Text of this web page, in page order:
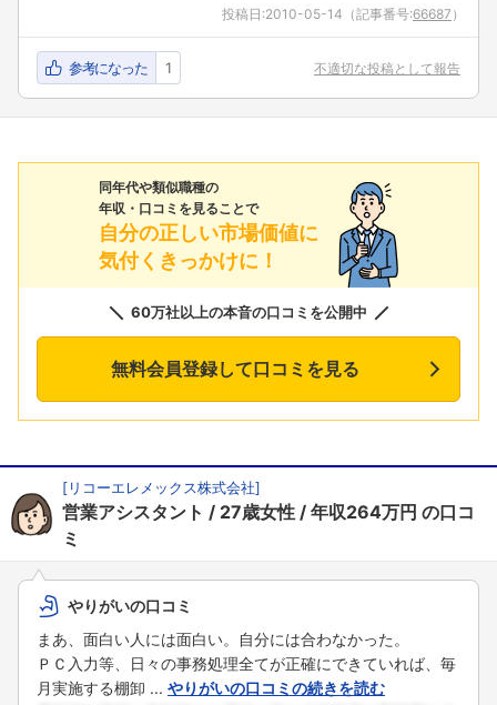
投稿日:2010-05-14 （記事番号:66687 ）
参考になった 1 不適切な投稿として報告
同年代や類似職種の
年収・口コミを見ることで
自分の正しい市場価値に
気付くきっかけに！
60万社以上の本音の口コミを公開中
無料会員登録して口コミを見る
[リコーエレメックス株式会社]
営業アシスタント 27歳女性 年収264万円 の口コ
ミ
やりがいの口コミ
まあ、面白い人には面白い。自分には合わなかった。
ＰＣ入力等、日々の事務処理全てが正確にできていれば、毎
月実施する棚卸 ... やりがいの口コミの続きを読む